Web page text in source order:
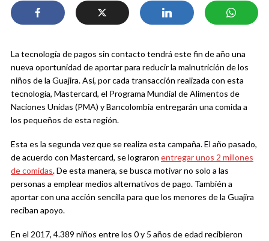
La tecnología de pagos sin contacto tendrá este fin de año una
nueva oportunidad de aportar para reducir la malnutrición de los
niños de la Guajira. Así, por cada transacción realizada con esta
tecnología, Mastercard, el Programa Mundial de Alimentos de
Naciones Unidas (PMA) y Bancolombia entregarán una comida a
los pequeños de esta región.
Esta es la segunda vez que se realiza esta campaña. El año pasado,
de acuerdo con Mastercard, se lograron entregar unos 2 millones
de comidas. De esta manera, se busca motivar no solo a las
personas a emplear medios alternativos de pago. También a
aportar con una acción sencilla para que los menores de la Guajira
reciban apoyo.
En el 2017, 4.389 niños entre los 0 y 5 años de edad recibieron